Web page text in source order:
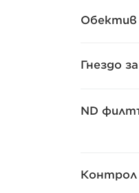
Обектив
Гнездо
ND
Контрол